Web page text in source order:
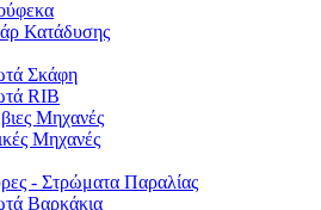
Κατάδυσης
Σκάφη
RIB
Μηχανές
Μηχανές
- Στρώματα Παραλίας
Βαρκάκια